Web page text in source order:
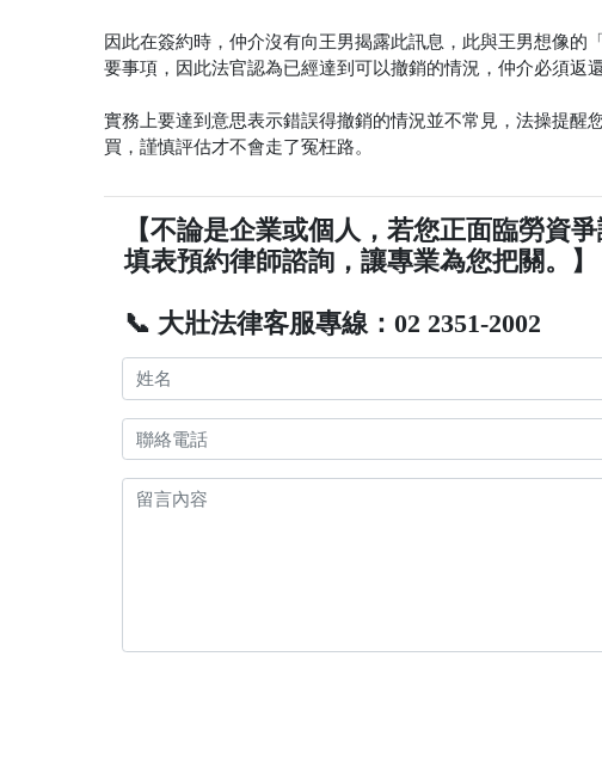
因此在簽約時，仲介沒有向王男揭露此訊息，此與王男想像
要事項，因此法官認為已經達到可以撤銷的情況，仲介必須返
實務上要達到意思表示錯誤得撤銷的情況並不常見，法操提
買，謹慎評估才不會走了冤枉路。
【不論是企業或個人，若您正面臨勞資
填表預約律師諮詢，讓專業為您把關。】
📞 大壯法律客服專線：02 2351-2002